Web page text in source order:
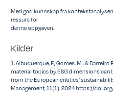
Med god kunnskap fra
ressurs for
denne oppgaven.
Kilder
1. Albuquerque, F., Gomes, M., &
material topics by ESG dimensions
from the European entities’
Management, 11(1). 2024 https://